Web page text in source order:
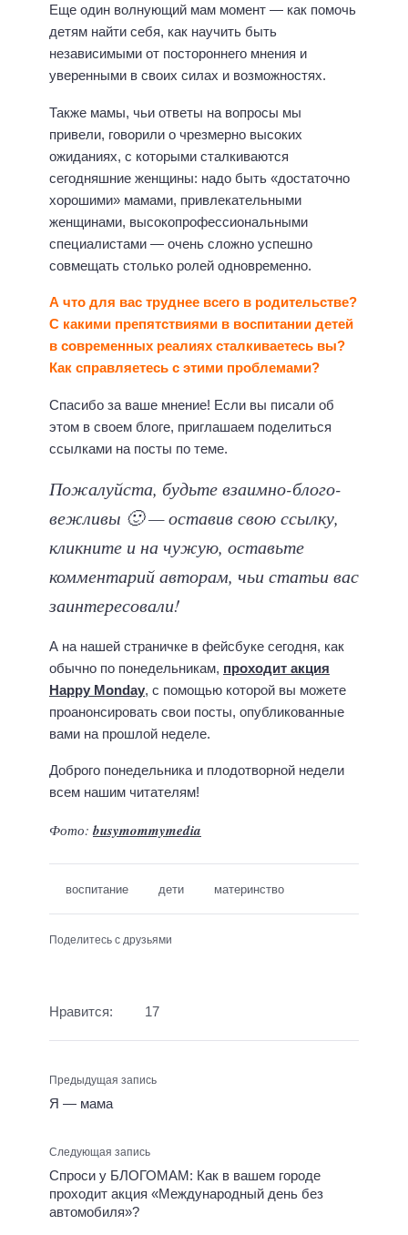
Еще один волнующий мам момент — как помочь
детям найти себя, как научить быть
независимыми от постороннего мнения и
уверенными в своих силах и возможностях.
Также мамы, чьи ответы на вопросы мы
привели, говорили о чрезмерно высоких
ожиданиях, с которыми сталкиваются
сегодняшние женщины: надо быть «достаточно
хорошими» мамами, привлекательными
женщинами, высокопрофессиональными
специалистами — очень сложно успешно
совмещать столько ролей одновременно.
А что для вас труднее всего в родительстве?
С какими препятствиями в воспитании детей
в современных реалиях сталкиваетесь вы?
Как справляетесь с этими проблемами?
Спасибо за ваше мнение! Если вы писали об
этом в своем блоге, приглашаем поделиться
ссылками на посты по теме.
Пожалуйста, будьте взаимно-блого-
вежливы 🙂 — оставив свою ссылку,
кликните и на чужую, оставьте
комментарий авторам, чьи статьи вас
заинтересовали!
А на нашей страничке в фейсбуке сегодня, как
обычно по понедельникам, проходит акция
Happy Monday, с помощью которой вы можете
проанонсировать свои посты, опубликованные
вами на прошлой неделе.
Доброго понедельника и плодотворной недели
всем нашим читателям!
Фото: busymommymedia
воспитание дети материнство
Поделитесь с друзьями
Нравится: 17
Предыдущая запись
Я — мама
Следующая запись
Спроси у БЛОГОМАМ: Как в вашем городе
проходит акция «Международный день без
автомобиля»?